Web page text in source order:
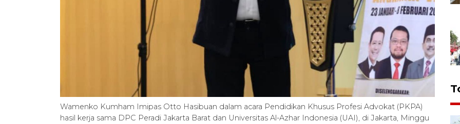
Wamenko Kumham Imipas Otto Hasibuan dalam acara Pendidikan Khusus Profesi Advokat (PKPA)
hasil kerja sama DPC Peradi Jakarta Barat dan Universitas Al-Azhar Indonesia (UAI), di Jakarta, Minggu